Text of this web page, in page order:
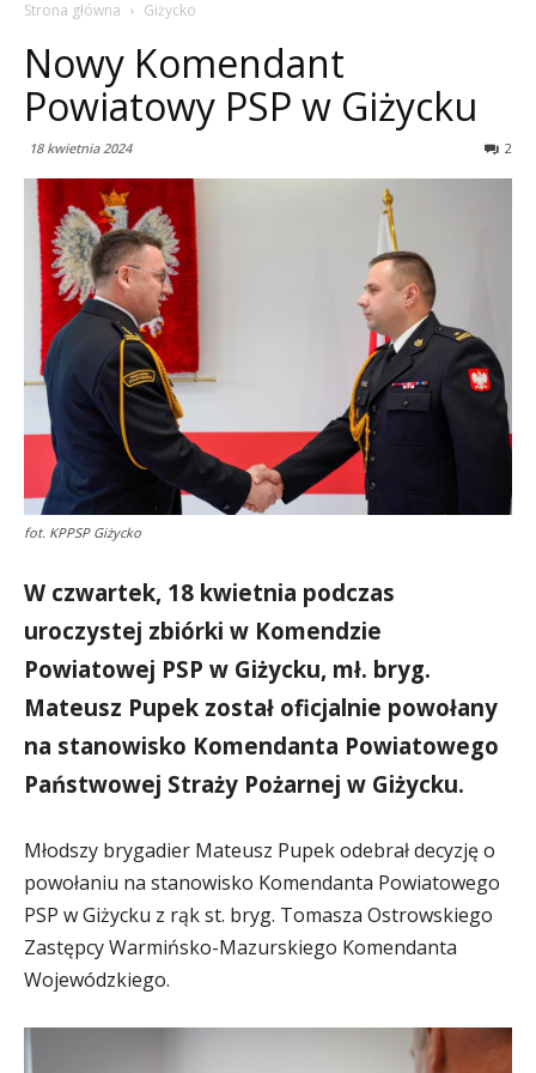
Strona główna Giżycko
Nowy Komendant
Powiatowy PSP w Giżycku
18 kwietnia 2024 2
fot. KPPSP Giżycko
W czwartek, 18 kwietnia podczas
uroczystej zbiórki w Komendzie
Powiatowej PSP w Giżycku, mł. bryg.
Mateusz Pupek został oficjalnie powołany
na stanowisko Komendanta Powiatowego
Państwowej Straży Pożarnej w Giżycku.
Młodszy brygadier Mateusz Pupek odebrał decyzję o
powołaniu na stanowisko Komendanta Powiatowego
PSP w Giżycku z rąk st. bryg. Tomasza Ostrowskiego
Zastępcy Warmińsko-Mazurskiego Komendanta
Wojewódzkiego.